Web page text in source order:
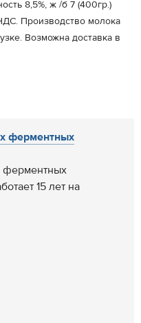
8,5%, ж /б 7 (400гр.)
Производство молока
Возможна доставка в
ферментных
ферментных
15 лет на